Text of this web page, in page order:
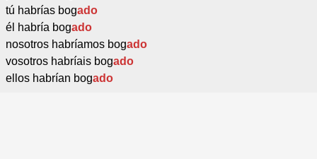
tú habrías bogado
él habría bogado
nosotros habríamos bogado
vosotros habríais bogado
ellos habrían bogado